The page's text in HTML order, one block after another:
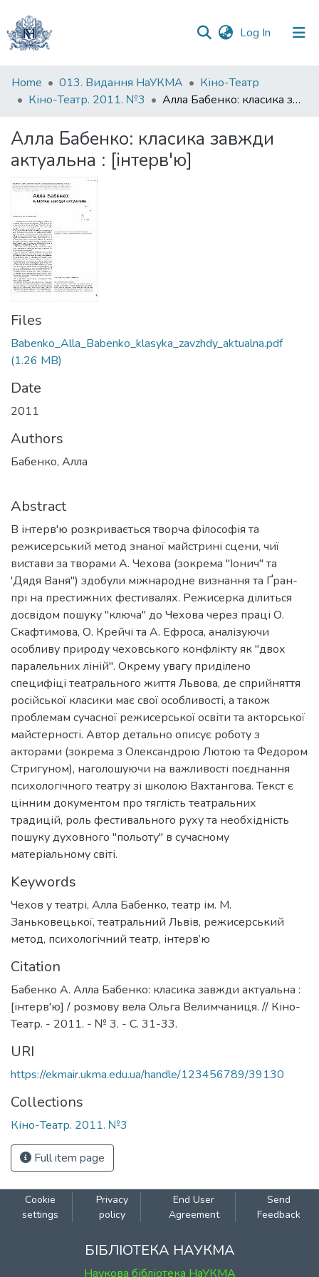
Log In (current)
Communities
&
All of DSpace
Statistics
Home 013. Видання НаУКМА
Кіно-Театр
Кіно-Театр. 2011. №3
Алла Бабенко: класика завжди актуальна : [інтерв'ю]
Алла Бабенко: класика завжди
актуальна : [інтерв'ю]
Files
Babenko_Alla_Babenko_klasyka_zavzhdy_aktualna.pdf
(1.26 MB)
Date
2011
Authors
Бабенко, Алла
Abstract
В інтерв'ю розкривається творча філософія та
режисерський метод знаної майстрині сцени, чиї
вистави за творами А. Чехова (зокрема "Іонич" та
'Дядя Ваня") здобули міжнародне визнання та Ґран-
прі на престижних фестивалях. Режисерка ділиться
досвідом пошуку "ключа" до Чехова через праці О.
Скафтимова, О. Крейчі та А. Ефроса, аналізуючи
особливу природу чеховського конфлікту як "двох
паралельних ліній". Окрему увагу приділено
специфіці театрального життя Львова, де сприйняття
російської класики має свої особливості, а також
проблемам сучасної режисерської освіти та акторської
майстерності. Автор детально описує роботу з
акторами (зокрема з Олександрою Лютою та Федором
Стригуном), наголошуючи на важливості поєднання
психологічного театру зі школою Вахтангова. Текст є
цінним документом про тяглість театральних
традицій, роль фестивального руху та необхідність
пошуку духовного "польоту" в сучасному
матеріальному світі.
Keywords
Чехов у театрі, Алла Бабенко, театр ім. М.
Заньковецької, театральний Львів, режисерський
метод, психологічний театр, інтерв’ю
Citation
Бабенко А. Алла Бабенко: класика завжди актуальна :
[інтерв'ю] / розмову вела Ольга Велимчаниця. // Кіно-
Театр. - 2011. - № 3. - С. 31-33.
URI
https://ekmair.ukma.edu.ua/handle/123456789/39130
Collections
Кіно-Театр. 2011. №3
Full item page
Cookie
settings
Privacy
policy
End User
Agreement
Send
Feedback
БІБЛІОТЕКА НАУКМА
Наукова бібліотека НаУКМА